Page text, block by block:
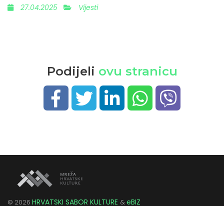
27.04.2025
Vijesti
Podijeli ovu stranicu
© 2026 HRVATSKI SABOR KULTURE &eBIZ